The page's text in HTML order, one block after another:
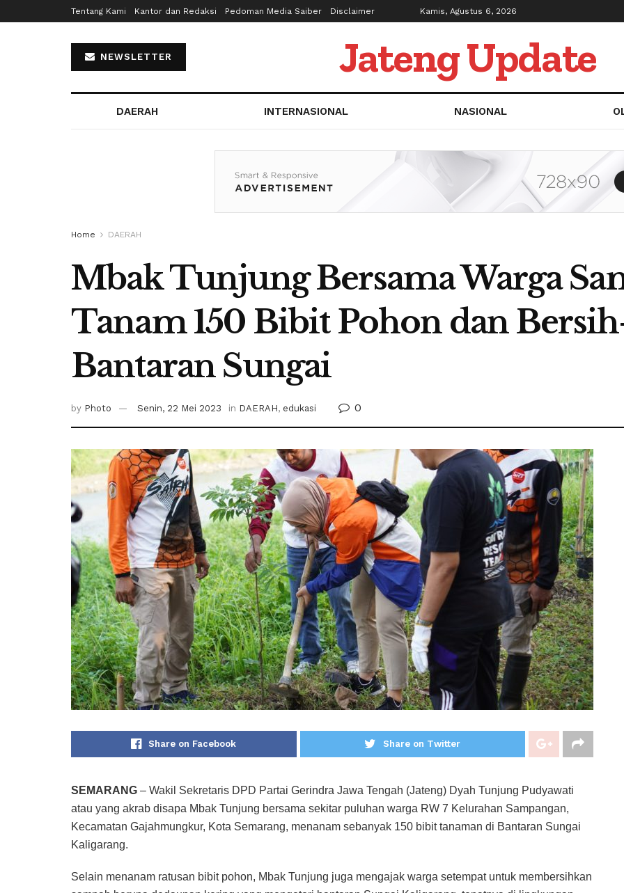
Tentang Kami Kantor dan Redaksi Pedoman Media Saiber Disclaimer Kamis, Agustus 6, 2026
NEWSLETTER Jateng Update
DAERAH INTERNASIONAL NASIONAL
Home DAERAH
Mbak Tunjung Bersama Warga
Tanam 150 Bibit Pohon dan
Bantaran Sungai
by Photo Senin, 22 Mei 2023 in DAERAH, edukasi 0
Share on Facebook Share on Twitter
SEMARANG – Wakil Sekretaris DPD Partai Gerindra Jawa Tengah (Jateng) Dyah Tunjung Pudyawati
atau yang akrab disapa Mbak Tunjung bersama sekitar puluhan warga RW 7 Kelurahan Sampangan,
Kecamatan Gajahmungkur, Kota Semarang, menanam sebanyak 150 bibit tanaman di Bantaran Sungai
Kaligarang.
Selain menanam ratusan bibit pohon, Mbak Tunjung juga mengajak warga setempat untuk membersihkan